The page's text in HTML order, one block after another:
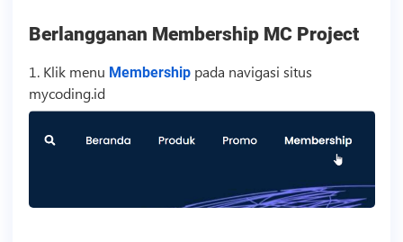
Berlangganan Membership MC Project
1. Klik menu Membershippada navigasi situs
mycoding.id